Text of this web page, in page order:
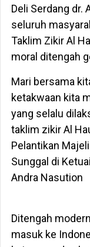
Deli Serdang dr.
seluruh
Taklim Zikir Al
moral ditengah
Mari bersama
ketakwaan kita
yang selalu
taklim zikir Al
Pelantikan
Sunggal di
Andra Nasution
Ditengah
masuk ke